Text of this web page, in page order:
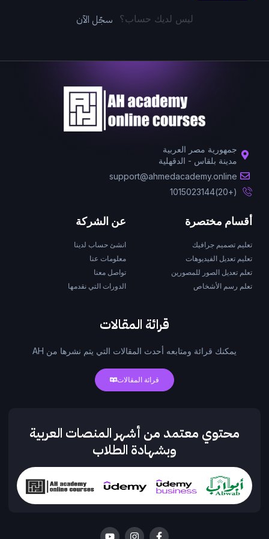
ليس لديك حساب؟ سجّل الآن
جمهورية مصر العربية
مدينة بلقاس - الدقهلية
support@ahmedacademy.online
(+20)1015023144
أقسام مختصرة
تعليم تصميم جرافيك
تعليم تعديل الفيديوهات
تعلم تعديل الصور للمصورين
تعلم رسم الأشخاص
عن الشركة
انشئ حساب لدينا
معلومات عنا
تواصل معنا
الدورات التي نقدمها
قرائة المقالات
يمكنك قرائة ومتابعه أحدث المقالات التي يتم نشرها من AH
قرائة المقالات
محتوي معتمد من أشهر المنصات العربية
وبشهادة الطلاب